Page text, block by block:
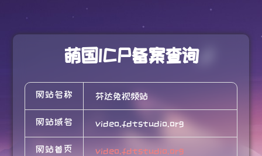
萌国ICP备案查询
网站名称 芬达兔视频站
网站域名 video.fdtstudio.org
网站首页 video.fdtstudio.org